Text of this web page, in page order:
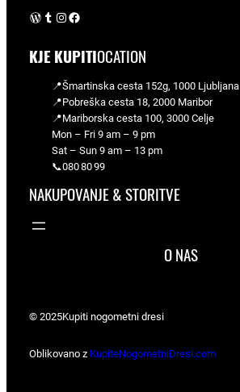
WordPress Instagram Facebook
KJE KUPITIOCATION
📍Šmartinska cesta 152g, 1000 Ljubljana
📍Pobreška cesta 18, 2000 Maribor
📍Mariborska cesta 100, 3000 Celje
Mon – Fri 9 am – 9 pm
Sat – Sun 9 am – 13 pm
📞080 80 99
NAKUPOVANJE & STORITVE
O NAS
© 2025Kupiti nogometni dresi
Oblikovano z KupiteNogometniDresi.com